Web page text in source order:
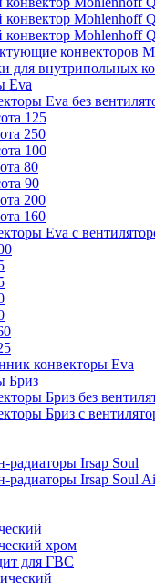
Mohlenhoff
Mohlenhoff
конвекторов
для внутрипольных
Eva
Eva без
125
250
100
80
90
200
160
Eva с
конвекторы Eva
Бриз
Бриз без
Бриз с
радиаторы Irsap Soul
радиаторы Irsap Soul
хром
для ГВС